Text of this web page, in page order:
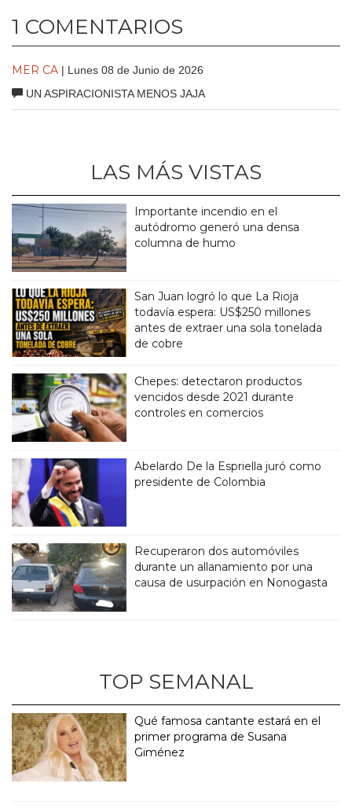
1 COMENTARIOS
MER CA | Lunes 08 de Junio de 2026
UN ASPIRACIONISTA MENOS JAJA
LAS MÁS VISTAS
Importante incendio en el
autódromo generó una densa
columna de humo
San Juan logró lo que La Rioja
todavía espera: US$250 millones
antes de extraer una sola tonelada
de cobre
Chepes: detectaron productos
vencidos desde 2021 durante
controles en comercios
Abelardo De la Espriella juró como
presidente de Colombia
Recuperaron dos automóviles
durante un allanamiento por una
causa de usurpación en Nonogasta
TOP SEMANAL
Qué famosa cantante estará en el
primer programa de Susana
Giménez